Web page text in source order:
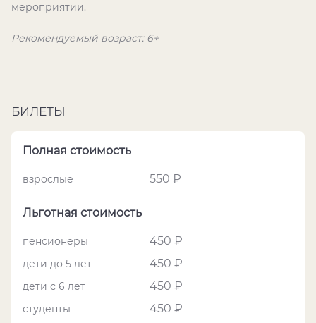
мероприятии.
Рекомендуемый возраст: 6+
БИЛЕТЫ
Полная стоимость
взрослые 550 ₽
Льготная стоимость
пенсионеры 450 ₽
дети до 5 лет 450 ₽
дети с 6 лет 450 ₽
студенты 450 ₽